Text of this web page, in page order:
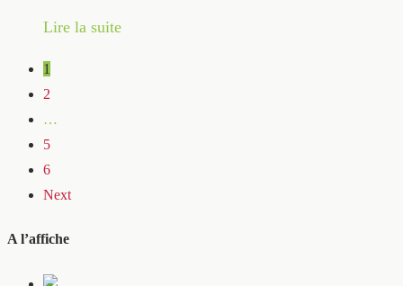
Lire la suite
1
2
…
5
6
Next
A l’affiche